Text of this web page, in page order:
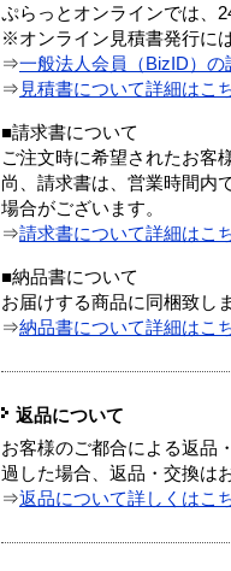
ぷらっとオンラインでは、
※オンライン見積書発行に
⇒一般法人会員（BizID）の
⇒ 見積書について詳細はこ
■請求書について
ご注文時に希望されたお客
尚、請求書は、営業時間内
場合がございます。
⇒請求書について詳細はこ
■納品書について
お届けする商品に同梱致し
⇒納品書について詳細はこ
返品について
お客様のご都合による返品
過した場合、返品・交換は
⇒返品について詳しくはこ